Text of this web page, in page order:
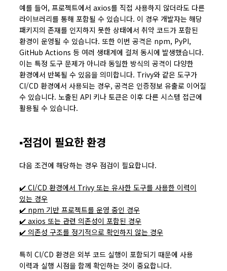
예를 들어, 프로젝트에서 axios를 직접 사용하지 않더라도 다른
라이브러리를 통해 포함될 수 있습니다. 이 경우 개발자는 해당
패키지의 존재를 인지하지 못한 상태에서 취약 코드가 포함된
환경이 운영될 수 있습니다. 또한 이번 공격은 npm, PyPI,
GitHub Actions 등 여러 생태계에 걸쳐 동시에 발생했습니다.
이는 특정 도구 문제가 아니라 동일한 방식의 공격이 다양한
환경에서 반복될 수 있음을 의미합니다. Trivy와 같은 도구가
CI/CD 환경에서 사용되는 경우, 공격은 인증정보 유출로 이어질
수 있습니다. 노출된 API 키나 토큰은 이후 다른 시스템 접근에
활용될 수 있습니다.
▪️점검이 필요한 환경
다음 조건에 해당하는 경우 점검이 필요합니다.
✔️ CI/CD 환경에서 Trivy 또는 유사한 도구를 사용한 이력이
있는 경우
✔️ npm 기반 프로젝트를 운영 중인 경우
✔️ axios 또는 관련 의존성이 포함된 경우
✔️ 의존성 구조를 정기적으로 확인하지 않는 경우
특히 CI/CD 환경은 외부 코드 실행이 포함되기 때문에 사용
이력과 실행 시점을 함께 확인하는 것이 중요합니다.